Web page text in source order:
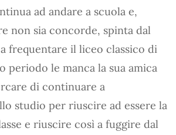
ad andare a scuola e,
non sia concorde, spinta dal
frequentare il liceo classico di
periodo le manca la sua amica
di continuare a
studio per riuscire ad essere la
e riuscire così a fuggire dal